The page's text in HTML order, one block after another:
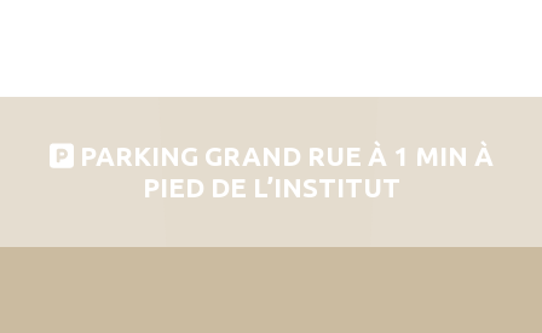
PARKING GRAND RUE À 1 MIN À
PIED DE L’INSTITUT